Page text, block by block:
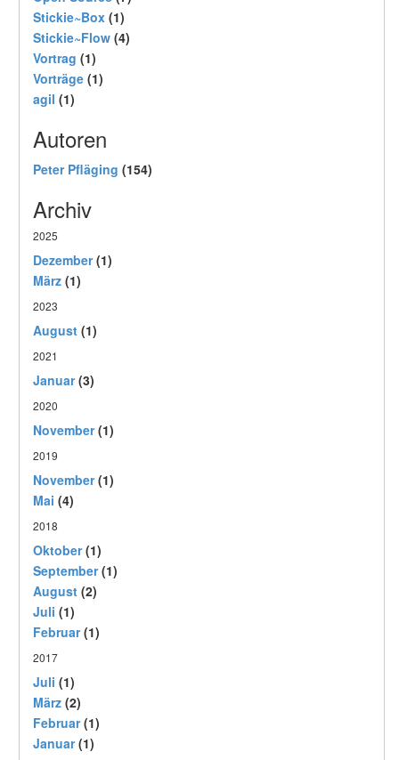
Stickie~Box (1)
Stickie~Flow (4)
Vortrag (1)
Vorträge (1)
agil (1)
Autoren
Peter Pfläging (154)
Archiv
2025
Dezember(1)
März (1)
2023
August (1)
2021
Januar(3)
2020
November(1)
2019
November(1)
Mai (4)
2018
Oktober(1)
September(1)
August (2)
Juli (1)
Februar(1)
2017
Juli (1)
März (2)
Februar(1)
Januar(1)